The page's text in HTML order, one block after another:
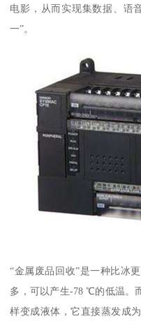
电影，从而实现集数据、语
一”。
“金属废品回收”是一种比冰
多，可以产生-78 ℃的低温。
样变成液体，它直接蒸发成